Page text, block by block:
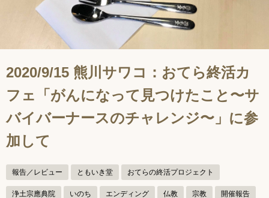
2020/9/15 熊川サワコ：おてら終活カ
フェ「がんになって見つけたこと〜サ
バイバーナースのチャレンジ〜」に参
加して
報告／レビュー ともいき堂 おてらの終活プロジェクト
浄土宗應典院 いのち エンディング 仏教 宗教 開催報告